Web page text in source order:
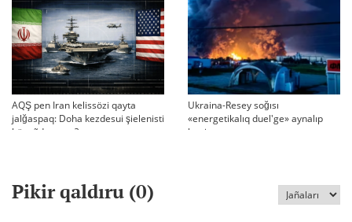
AQŞ pen Iran kelissözi qayta
jalğaspaq: Doha kezdesui şielenisti
bäseñdete me?
Ukraina-Resey soğısı
«energetikalıq duel'ge» aynalıp
ketti
Pikir qaldıru (0)